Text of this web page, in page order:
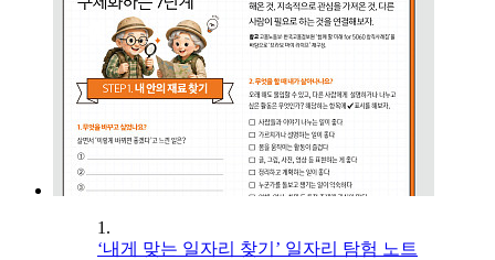
1.
‘내게 맞는 일자리 찾기’ 일자리 탐험 노트